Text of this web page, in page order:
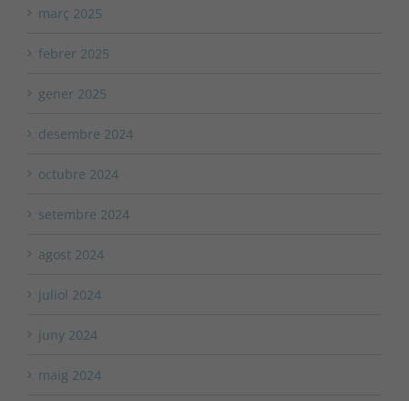
març 2025
febrer 2025
gener 2025
desembre 2024
octubre 2024
setembre 2024
agost 2024
juliol 2024
juny 2024
maig 2024